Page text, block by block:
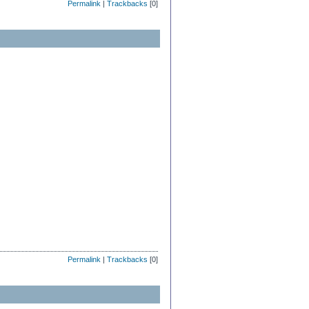
Permalink | Trackbacks [0]
Permalink | Trackbacks [0]